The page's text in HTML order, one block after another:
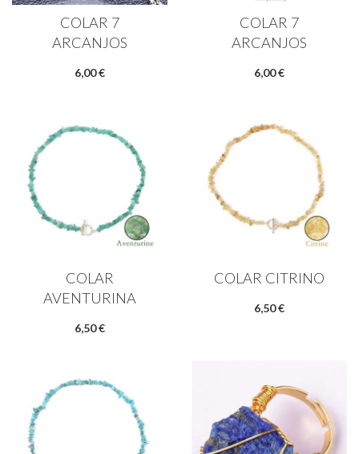
COLAR 7
ARCANJOS
6,00 €
COLAR 7
ARCANJOS
6,00 €
COLAR
AVENTURINA
6,50 €
COLAR CITRINO
6,50 €